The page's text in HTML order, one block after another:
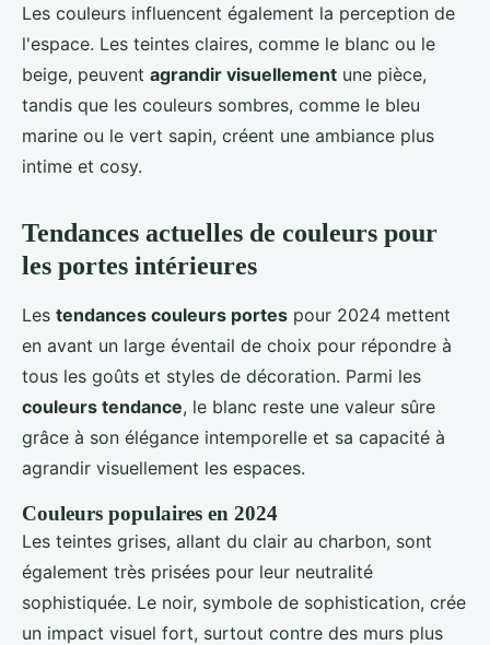
Les couleurs influencent également la perception de
l'espace. Les teintes claires, comme le blanc ou le
beige, peuvent agrandir visuellement une pièce,
tandis que les couleurs sombres, comme le bleu
marine ou le vert sapin, créent une ambiance plus
intime et cosy.
Tendances actuelles de couleurs pour
les portes intérieures
Les tendances couleurs portes pour 2024 mettent
en avant un large éventail de choix pour répondre à
tous les goûts et styles de décoration. Parmi les
couleurs tendance, le blanc reste une valeur sûre
grâce à son élégance intemporelle et sa capacité à
agrandir visuellement les espaces.
Couleurs populaires en 2024
Les teintes grises, allant du clair au charbon, sont
également très prisées pour leur neutralité
sophistiquée. Le noir, symbole de sophistication, crée
un impact visuel fort, surtout contre des murs plus